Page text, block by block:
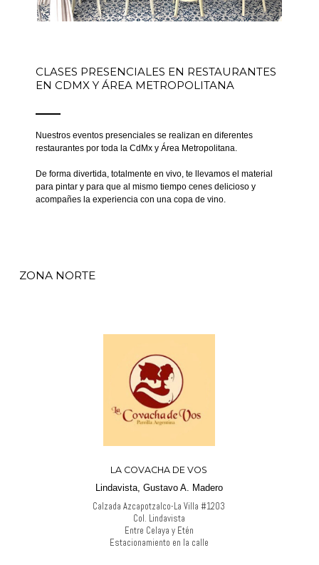
CLASES PRESENCIALES EN RESTAURANTES
EN CDMX Y ÁREA METROPOLITANA
Nuestros eventos presenciales se realizan en diferentes
restaurantes por toda la CdMx y Área Metropolitana.
De forma divertida, totalmente en vivo, te llevamos el material
para pintar y para que al mismo tiempo cenes delicioso y
acompañes la experiencia con una copa de vino.
ZONA NORTE
LA COVACHA DE VOS
Lindavista, Gustavo A. Madero
Calzada Azcapotzalco-La Villa #1203
Col. Lindavista
Entre Celaya y Etén
Estacionamiento en la calle